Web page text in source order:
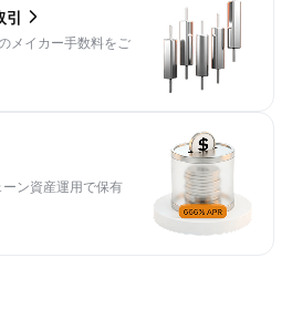
引
メイカー手数料をご
ン資産運用で保有